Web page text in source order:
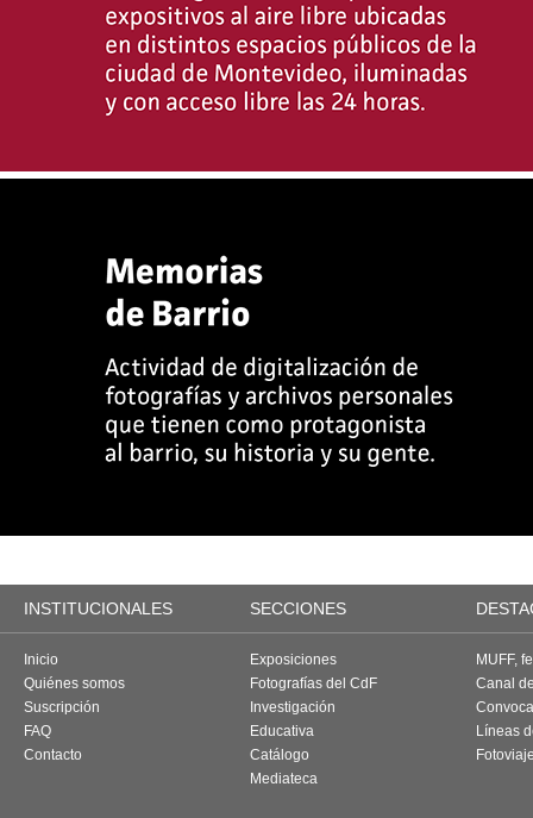
INSTITUCIONALES SECCIONES
Inicio
Quiénes somos
Suscripción
FAQ
Contacto
Exposiciones
Fotografías del CdF
Investigación
Educativa
Catálogo
Mediateca
MUFF,
Canal
Líneas